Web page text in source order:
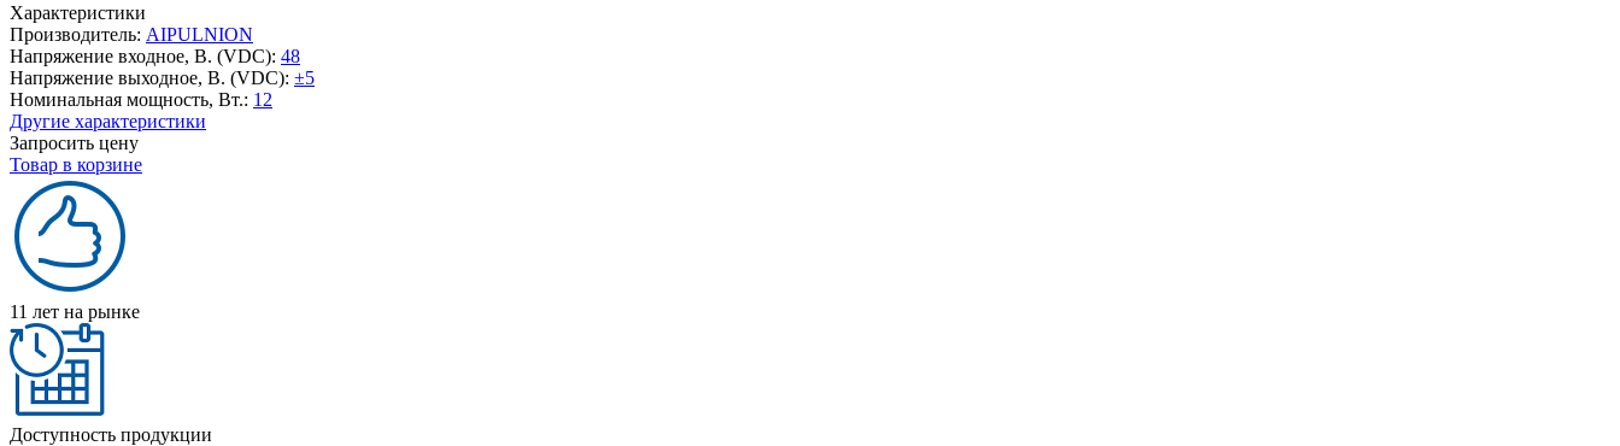
Характеристики
Производитель: AIPULNION
Напряжение входное, В. (VDC): 48
Напряжение выходное, В. (VDC): ±5
Номинальная мощность, Вт.: 12
Другие характеристики
Запросить цену
Товар в корзине
11 лет на рынке
Доступность продукции